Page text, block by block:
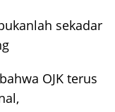
sekadar
OJK terus